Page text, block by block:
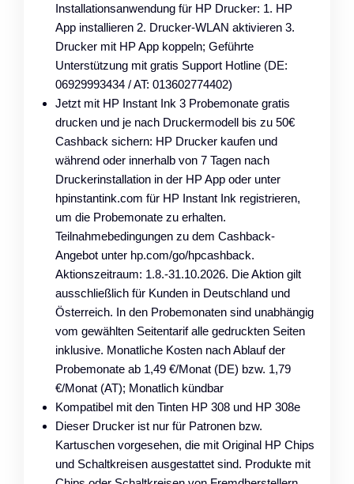
Installationsanwendung für HP Drucker: 1. HP
App installieren 2. Drucker-WLAN aktivieren 3.
Drucker mit HP App koppeln; Geführte
Unterstützung mit gratis Support Hotline (DE:
06929993434 / AT: 013602774402)
Jetzt mit HP Instant Ink 3 Probemonate gratis
drucken und je nach Druckermodell bis zu 50€
Cashback sichern: HP Drucker kaufen und
während oder innerhalb von 7 Tagen nach
Druckerinstallation in der HP App oder unter
hpinstantink.com für HP Instant Ink registrieren,
um die Probemonate zu erhalten.
Teilnahmebedingungen zu dem Cashback-
Angebot unter hp.com/go/hpcashback.
Aktionszeitraum: 1.8.-31.10.2026. Die Aktion gilt
ausschließlich für Kunden in Deutschland und
Österreich. In den Probemonaten sind unabhängig
vom gewählten Seitentarif alle gedruckten Seiten
inklusive. Monatliche Kosten nach Ablauf der
Probemonate ab 1,49 €/Monat (DE) bzw. 1,79
€/Monat (AT); Monatlich kündbar
Kompatibel mit den Tinten HP 308 und HP 308e
Dieser Drucker ist nur für Patronen bzw.
Kartuschen vorgesehen, die mit Original HP Chips
und Schaltkreisen ausgestattet sind. Produkte mit